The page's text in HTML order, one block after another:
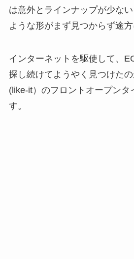
は意外とラインナップが少な
ような形がまず見つからず途
インターネットを駆使して、
探し続けてようやく見つけた
(like-it）のフロントオープンタ
す。